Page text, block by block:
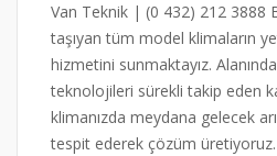
Van Teknik | (0 432) 212 3888
taşıyan tüm model klimaların
hizmetini sunmaktayız.
teknolojileri sürekli takip eden
klimanızda meydana gelecek
tespit ederek çözüm